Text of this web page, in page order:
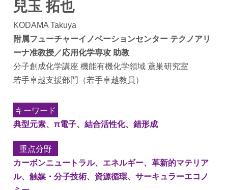
兒玉 拓也
KODAMA Takuya
附属フューチャーイノベーションセンター テクノアリ
ーナ准教授／応用化学専攻 助教
分子創成化学講座 機能有機化学領域 鳶巣研究室
若手卓越支援部門（若手卓越教員）
キーワード
典型元素、π電子、結合活性化、錯形成
重点分野
カーボンニュートラル、エネルギー、革新的マテリア
ル、触媒・分子技術、資源循環、サーキュラーエコノ